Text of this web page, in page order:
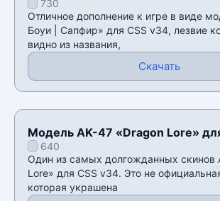
v34730
Отличное дополнение к игре в виде
Боуи | Сапфир» для CSS v34, лезвие
видно из названия,
Скачать
Модель AK-47 «Dragon Lore»
640
Один из самых долгожданных скинов
Lore» для CSS v34. Это не
которая украшена